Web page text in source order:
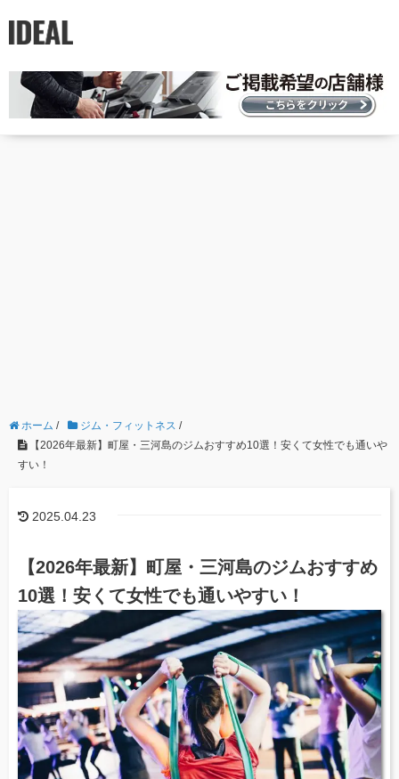
ホーム / ジム・フィットネス /
【2026年最新】町屋・三河島のジムおすすめ10選！安くて女性でも通いや
すい！
2025.04.23
【2026年最新】町屋・三河島のジムおすすめ
10選！安くて女性でも通いやすい！